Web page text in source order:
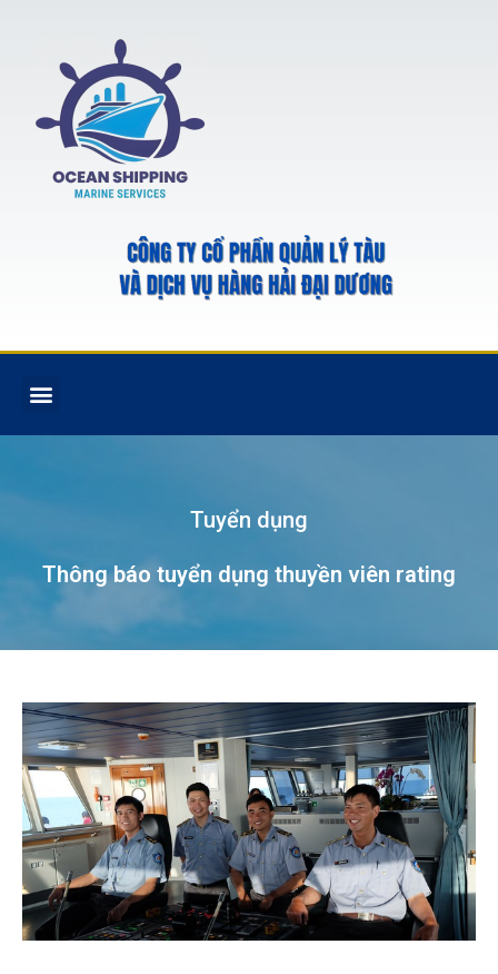
Tuyển dụng
Thông báo tuyển dụng thuyền viên rating